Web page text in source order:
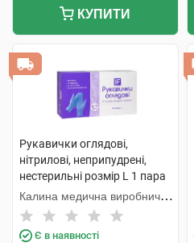
КУПИТИ
Рукавички оглядові,
нітрилові, неприпудрені,
нестерильні розмір L 1 пара
Калина медична виробнича
компанія
Є в наявності